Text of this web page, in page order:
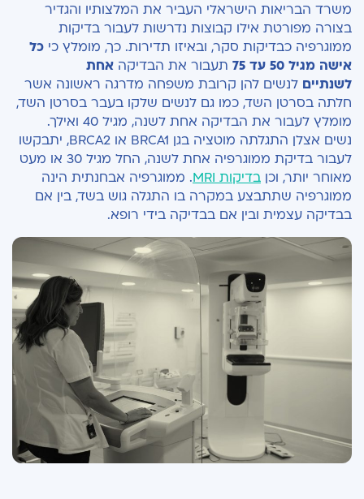
משרד הבריאות הישראלי העביר את המלצותיו והגדיר
בצורה מפורטת אילו קבוצות נדרשות לעבור בדיקות
ממוגרפיה כבדיקות סקר, ובאיזו תדירות. כך, מומלץ כי כל
אישה מגיל 50 עד 75
תעבור את הבדיקה אחת
לשנתיים לנשים להן קרובת משפחה מדרגה ראשונה אשר
חלתה בסרטן השד, כמו גם לנשים שלקו בעבר בסרטן השד,
מומלץ לעבור את הבדיקה אחת לשנה, מגיל 40 ואילך.
נשים אצלן התגלתה מוטציה בגן BRCA1 או BRCA2, יתבקשו
לעבור בדיקת ממוגרפיה אחת לשנה, החל מגיל 30 או מעט
מאוחר יותר, וכן בדיקות MRI
. ממוגרפיה אבחנתית הינה
ממוגרפיה שתתבצע במקרה בו התגלה גוש בשד, בין אם
בבדיקה עצמית ובין אם בבדיקה בידי רופא.